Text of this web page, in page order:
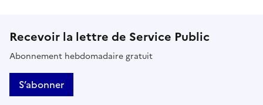
Recevoir la lettre de Service Public
Abonnement hebdomadaire gratuit
S’abonner